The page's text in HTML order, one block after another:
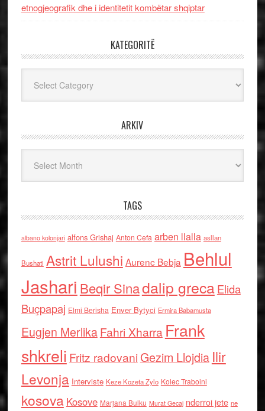
etnogjeografik dhe i identitetit kombëtar shqiptar
KATEGORITË
ARKIV
TAGS
albano kolonjari alfons Grishaj Anton Cefa arben llalla asllan
Bushati Astrit Lulushi Aurenc Bebja Behlul
Jashari Beqir Sinadalip grecaElida
Buçpapaj Elmi Berisha Enver Bytyci Ermira Babamusta
Eugjen MerlikaFahri Xharra Frank
shkreli Fritz radovaniGezim Llojdia Ilir
Levonja Interviste Keze Kozeta Zylo Kolec Traboini
kosova Kosove Marjana Bulku Murat Gecaj nderroi jete ne